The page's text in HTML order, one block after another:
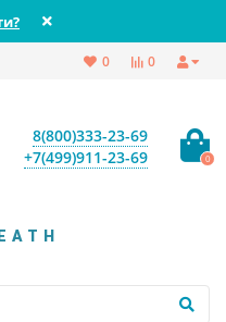
0
0
8(800)333-23-69
+7(499)911-23-69
0